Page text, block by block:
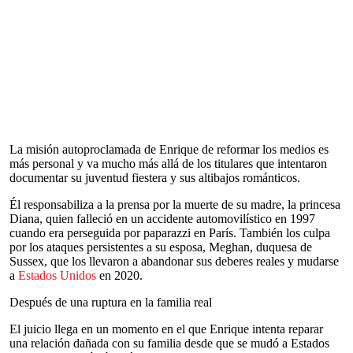
La misión autoproclamada de Enrique de reformar los medios es
más personal y va mucho más allá de los titulares que intentaron
documentar su juventud fiestera y sus altibajos románticos.
Él responsabiliza a la prensa por la muerte de su madre, la princesa
Diana, quien falleció en un accidente automovilístico en 1997
cuando era perseguida por paparazzi en París. También los culpa
por los ataques persistentes a su esposa, Meghan, duquesa de
Sussex, que los llevaron a abandonar sus deberes reales y mudarse
a Estados Unidos en 2020.
Después de una ruptura en la familia real
El juicio llega en un momento en el que Enrique intenta reparar
una relación dañada con su familia desde que se mudó a Estados